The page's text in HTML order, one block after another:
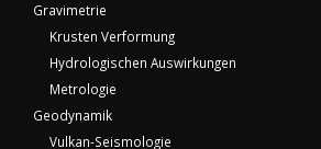
Gravimetrie
Krusten Verformung
Hydrologischen Auswirkungen
Metrologie
Geodynamik
Vulkan-Seismologie